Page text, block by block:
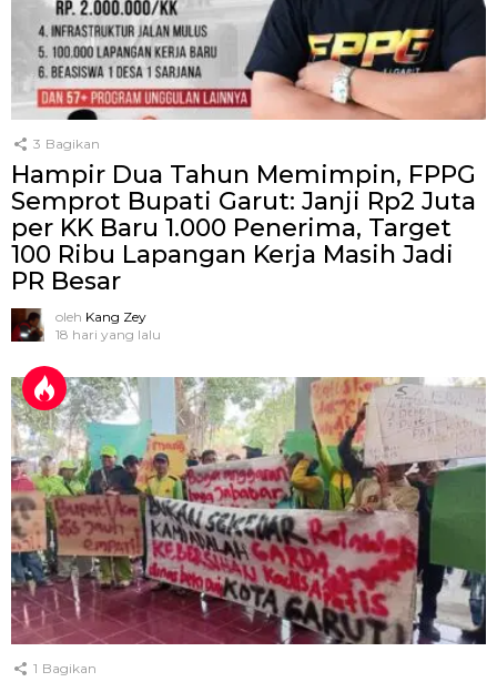
3 Bagikan
Hampir Dua Tahun Memimpin, FPPG
Semprot Bupati Garut: Janji Rp2 Juta
per KK Baru 1.000 Penerima, Target
100 Ribu Lapangan Kerja Masih Jadi
PR Besar
oleh Kang Zey
18 hari yang lalu
1 Bagikan